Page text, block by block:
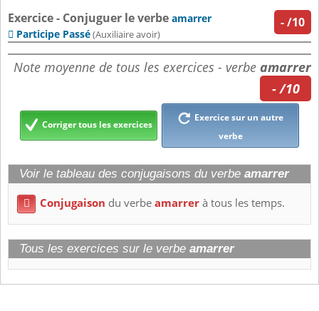
-/10
Exercice - Conjuguer le verbe amarrer
 Participe Passé(Auxiliaire avoir)
Note moyenne de tous les exercices - verbe amarrer
- /10
Corriger tous les exercices
Exercice sur un autre
verbe
Voir le tableau des conjugaisons du verbe amarrer
 Conjugaison du verbeamarrerà tous les temps.
Tous les exercices sur le verbe amarrer